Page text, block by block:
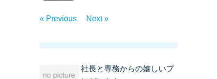
« Previous Next »
社長と専務からの嬉しいプ